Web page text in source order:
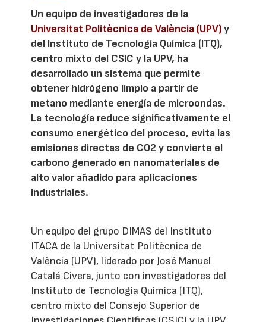
Un equipo de investigadores de la
Universitat Politècnica de València (UPV)y
del Instituto de Tecnología Química (ITQ),
centro mixto del CSIC y la UPV, ha
desarrollado un sistema que permite
obtener hidrógeno limpio a partir de
metano mediante energía de microondas.
La tecnología reduce significativamente el
consumo energético del proceso, evita las
emisiones directas de CO2 y convierte el
carbono generado en nanomateriales de
alto valor añadido para aplicaciones
industriales.
Un equipo del grupo DIMAS del Instituto
ITACA de la Universitat Politècnica de
València (UPV), liderado por José Manuel
Catalá Civera, junto con investigadores del
Instituto de Tecnología Química (ITQ),
centro mixto del Consejo Superior de